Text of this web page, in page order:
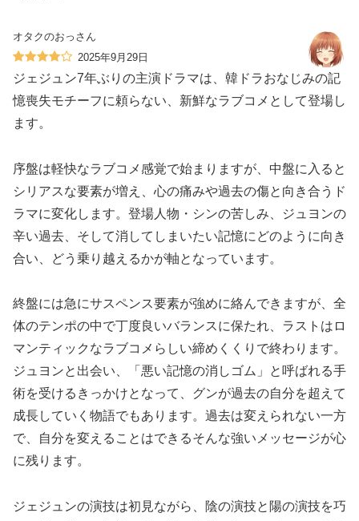
オタクのおっさん
2025年9月29日
ジェジュン7年ぶりの主演ドラマは、韓ドラおなじみの記
憶喪失モチーフに頼らない、新鮮なラブコメとして登場し
ます。
序盤は軽快なラブコメ感覚で始まりますが、中盤に入ると
シリアスな要素が増え、心の痛みや過去の傷と向き合うド
ラマに変化します。登場人物・シンの苦しみ、ジュヨンの
辛い過去、そして消してしまいたい記憶にどのように向き
合い、どう乗り越えるかが軸となっています。
終盤には急にサスペンス要素が強めに絡んできますが、全
体のテンポの中で丁度良いバランスに保たれ、ラストはロ
マンティックなラブコメらしい締めくくりで終わります。
ジュヨンと出会い、「悪い記憶の消しゴム」と呼ばれる手
術を受けるきっかけとなって、グンが過去の自分を超えて
成長していく物語でもあります。過去は変えられない一方
で、自分を変えることはできるそんな強いメッセージが心
に残ります。
ジェジュンの演技は初見ながら、陰の演技と陽の演技を巧